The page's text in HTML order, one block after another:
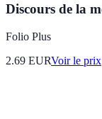
Discours de la
Folio Plus
2.69 EURVoir le prix